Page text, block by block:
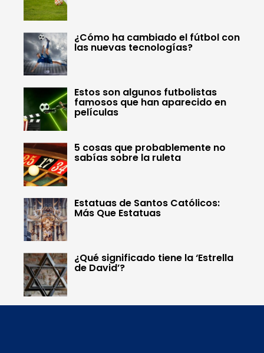
¿Cómo ha cambiado el fútbol con
las nuevas tecnologías?
Estos son algunos futbolistas
famosos que han aparecido en
películas
5 cosas que probablemente no
sabías sobre la ruleta
Estatuas de Santos Católicos:
Más Que Estatuas
¿Qué significado tiene la ‘Estrella
de David’?